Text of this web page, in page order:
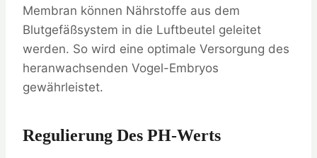
Membran können Nährstoffe aus dem
Blutgefäßsystem in die Luftbeutel geleitet
werden. So wird eine optimale Versorgung des
heranwachsenden Vogel-Embryos
gewährleistet.
Regulierung Des PH-Werts